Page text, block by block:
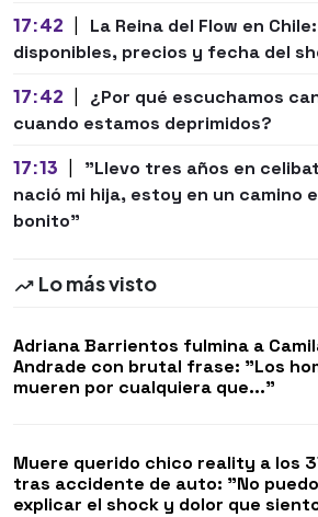
17:42
La Reina del Flow en
disponibles, precios y fecha del
17:42
¿Por qué escuchamos
cuando estamos deprimidos?
17:13
"Llevo tres años en
nació mi hija, estoy en un camino
bonito"
Lo más visto
Adriana Barrientos fulmina a
Andrade con brutal frase: "Los
mueren por cualquiera que..."
Muere querido chico reality a los
tras accidente de auto: "No puedo
explicar el shock y dolor que